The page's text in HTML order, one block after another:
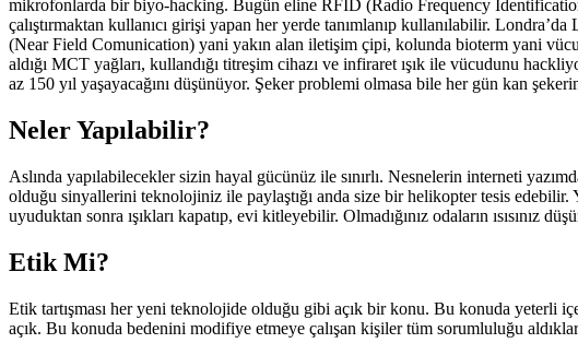
mikrofonlarda bir biyo-hacking. Bugün eline RFID (Radio Frequency
çalıştırmaktan kullanıcı girişi yapan her yerde tanımlanıp kullanılabilir.
(Near Field Comunication) yani yakın alan iletişim çipi, kolunda bioterm yani
aldığı MCT yağları, kullandığı titreşim cihazı ve infiraret ışık ile vücudunu
az 150 yıl yaşayacağını düşünüyor. Şeker problemi olmasa bile her gün kan
Neler Yapılabilir?
Aslında yapılabilecekler sizin hayal gücünüz ile sınırlı. Nesnelerin interneti
olduğu sinyallerini teknolojiniz ile paylaştığı anda size bir helikopter tesis
uyuduktan sonra ışıkları kapatıp, evi kitleyebilir. Olmadığınız odaların ısısınız
Etik Mi?
Etik tartışması her yeni teknolojide olduğu gibi açık bir konu. Bu konuda yeterli
açık. Bu konuda bedenini modifiye etmeye çalışan kişiler tüm sorumluluğu